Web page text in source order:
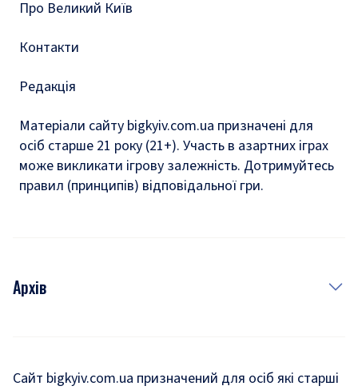
Про Великий Київ
Контакти
Редакція
Матеріали сайту bigkyiv.com.ua призначені для
осіб старше 21 року (21+). Участь в азартних іграх
може викликати ігрову залежність. Дотримуйтесь
правил (принципів) відповідальної гри.
Архів
Сайт bigkyiv.com.ua призначений для осіб які старші